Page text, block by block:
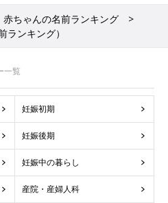
赤ちゃんの名前ランキング
ンキング）
一覧
妊娠初期
妊娠後期
妊娠中の暮らし
産院・産婦人科